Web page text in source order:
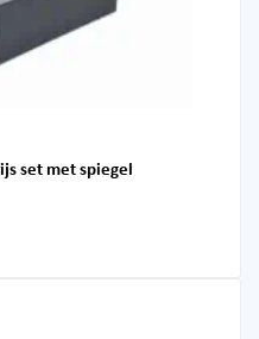
Badmeubel Vision hoogglans grijs set met spiegel